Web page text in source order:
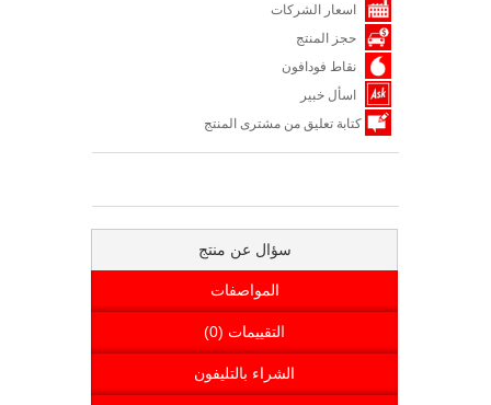
اسعار الشركات
حجز المنتج
نقاط فودافون
اسأل خبير
كتابة تعليق من مشترى المنتج
سؤال عن منتج
المواصفات
التقييمات (0)
الشراء بالتليفون